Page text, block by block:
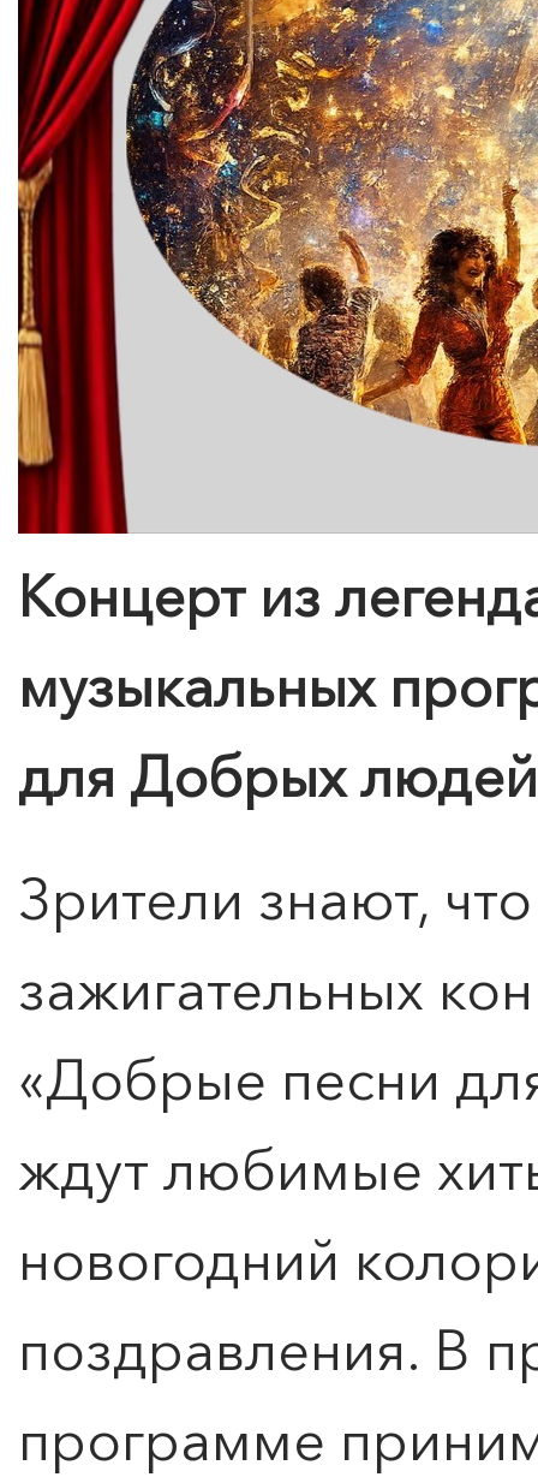
Концерт из
музыкальных
для Добрых
Зрители знают,
зажигательных
«Добрые песни
ждут любимые
новогодний
поздравления. В
программе